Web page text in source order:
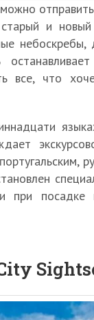
и
все, что
при